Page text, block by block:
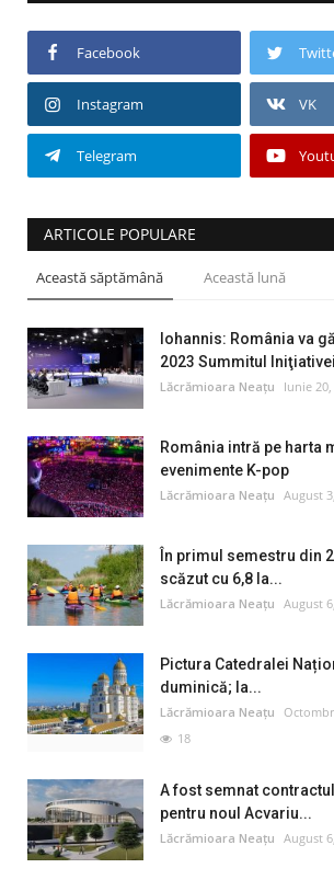
Facebook
Instagram VK
Telegram
ARTICOLE POPULARE
Această săptămână Această lună
Iohannis: România va
2023 Summitul
Lăcrămioara Neațu Iunie 20,
România intră pe harta
evenimente K-pop
Lăcrămioara Neațu August
În primul semestru din
scăzut cu 6,8 la...
Lăcrămioara Neațu August
Pictura Catedralei
duminică; la...
Lăcrămioara Neațu
18
A fost semnat
pentru noul Acvariu...
Lăcrămioara Neațu August